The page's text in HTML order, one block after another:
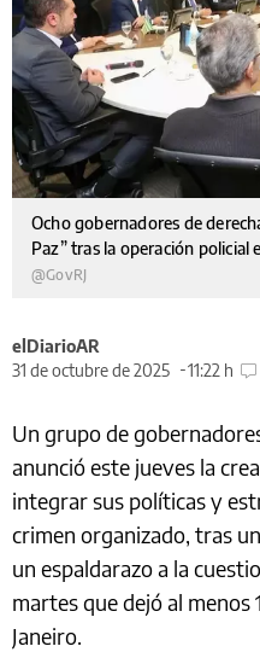
Ocho gobernadores de
Paz” tras la operación policial
@GovRJ
elDiarioAR
31 de octubre de 2025
11:22 h
Un grupo de
anunció este jueves la
integrar sus políticas y
crimen organizado, tras
un espaldarazo a la
martes que dejó al menos
Janeiro.